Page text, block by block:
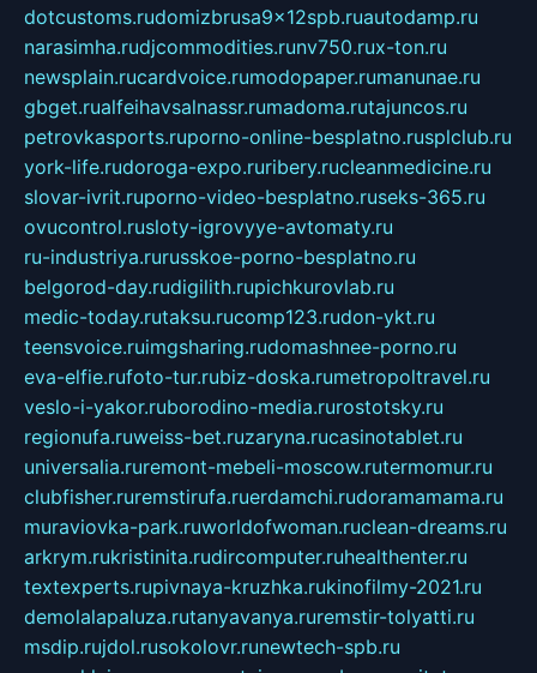
dotcustoms.rudomizbrusa9x12spb.ruautodamp.ru
narasimha.rudjcommodities.runv750.rux-ton.ru
newsplain.rucardvoice.rumodopaper.rumanunae.ru
gbget.rualfeihavsalnassr.rumadoma.rutajuncos.ru
petrovkasports.ruporno-online-besplatno.rusplclub.ru
york-life.rudoroga-expo.ruribery.rucleanmedicine.ru
slovar-ivrit.ruporno-video-besplatno.ruseks-365.ru
ovucontrol.rusloty-igrovyye-avtomaty.ru
ru-industriya.rurusskoe-porno-besplatno.ru
belgorod-day.rudigilith.rupichkurovlab.ru
medic-today.rutaksu.rucomp123.rudon-ykt.ru
teensvoice.ruimgsharing.rudomashnee-porno.ru
eva-elfie.rufoto-tur.rubiz-doska.rumetropoltravel.ru
veslo-i-yakor.ruborodino-media.rurostotsky.ru
regionufa.ruweiss-bet.ruzaryna.rucasinotablet.ru
universalia.ruremont-mebeli-moscow.rutermomur.ru
clubfisher.ruremstirufa.ruerdamchi.rudoramamama.ru
muraviovka-park.ruworldofwoman.ruclean-dreams.ru
arkrym.rukristinita.rudircomputer.ruhealthenter.ru
textexperts.rupivnaya-kruzhka.rukinofilmy-2021.ru
demolalapaluza.rutanyavanya.ruremstir-tolyatti.ru
msdip.rujdol.rusokolovr.runewtech-spb.ru